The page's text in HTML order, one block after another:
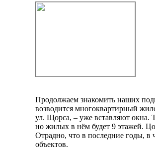
Продолжаем знакомить наших
возводится многоквартирный
ул. Щорса, – уже вставляют окна.
но жилых в нём будет 9 этажей.
Отрадно, что в последние годы, в
объектов.